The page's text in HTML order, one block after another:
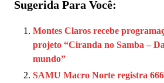
Sugerida Para Você:
Montes Claros recebe
projeto “Ciranda no Samba –
mundo”
SAMU Macro Norte registra 666